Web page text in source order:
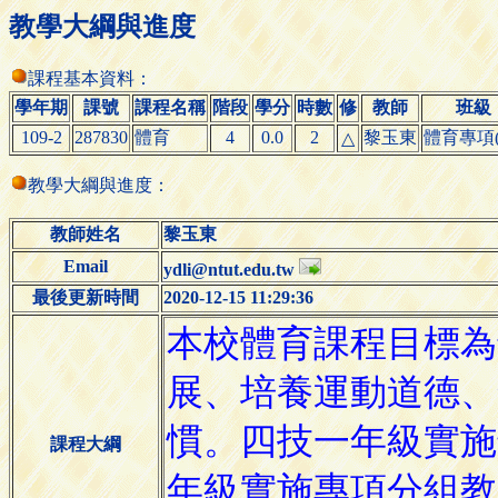
教學大綱與進度
課程基本資料：
學年期
課號 課程名稱 階段 學分 時數 修 教師
班級
109-2
287830 體育 4 0.0 2 △ 黎玉東 體育專項
教學大綱與進度：
教師姓名
黎玉東
Email
ydli@ntut.edu.tw
最後更新時間
2020-12-15 11:29:36
課程大綱